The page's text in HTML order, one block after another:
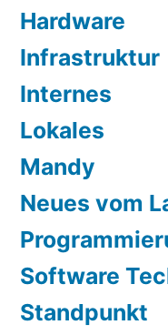
Hardware
Infrastruktur
Internes
Lokales
Mandy
Neues vom
Software
Standpunkt